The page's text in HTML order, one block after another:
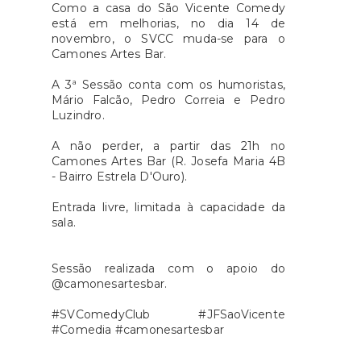
Como a casa do São Vicente Comedy
está em melhorias, no dia 14 de
novembro, o SVCC muda-se para o
Camones Artes Bar.
A 3ª Sessão conta com os humoristas,
Mário Falcão, Pedro Correia e Pedro
Luzindro.
A não perder, a partir das 21h no
Camones Artes Bar (R. Josefa Maria 4B
- Bairro Estrela D'Ouro).
Entrada livre, limitada à capacidade da
sala.
Sessão realizada com o apoio do
@camonesartesbar.
#SVComedyClub #JFSaoVicente
#Comedia #camonesartesbar